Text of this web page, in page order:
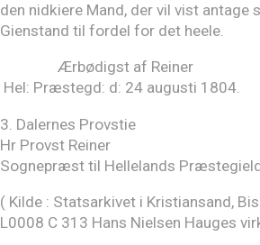
den nidkiere Mand, der vil vist antage
Gienstand til fordel for det heele.
Ærbødigst af Reiner
Hel: Præstegd: d: 24 augusti 1804.
3. Dalernes Provstie
Hr Provst Reiner
Sognepræst til Hellelands
( Kilde : Statsarkivet i Kristiansand,
L0008 C 313 Hans Nielsen Hauges